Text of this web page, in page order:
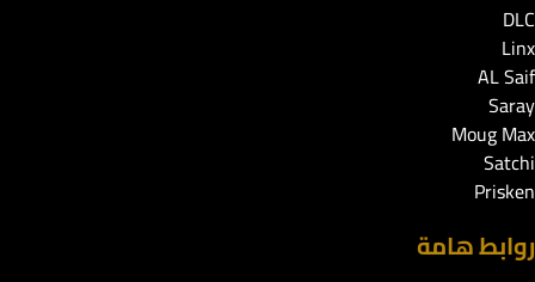
DLC
Linx
AL Saif
Saray
Moug Max
Satchi
Prisken
روابط هامة